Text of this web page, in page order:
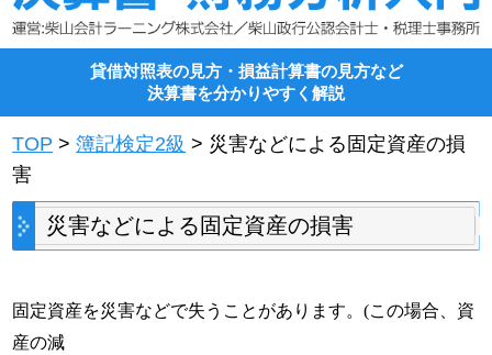
貸借対照表の見方・損益計算書の見方など
決算書を分かりやすく解説
TOP >簿記検定2級 > 災害などによる固定資産の損
害
災害などによる固定資産の損害
固定資産を災害などで失うことがあります。(この場合、資
産の減